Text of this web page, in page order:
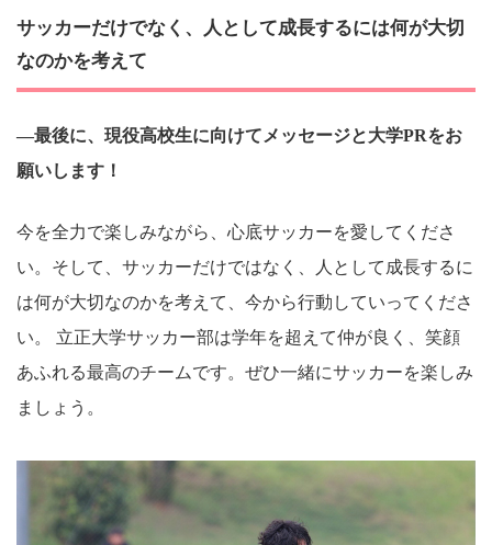
サッカーだけでなく、人として成長するには何が大切
なのかを考えて
―最後に、現役高校生に向けてメッセージと大学PRをお
願いします！
今を全力で楽しみながら、心底サッカーを愛してくださ
い。そして、サッカーだけではなく、人として成長するに
は何が大切なのかを考えて、今から行動していってくださ
い。 立正大学サッカー部は学年を超えて仲が良く、笑顔
あふれる最高のチームです。ぜひ一緒にサッカーを楽しみ
ましょう。